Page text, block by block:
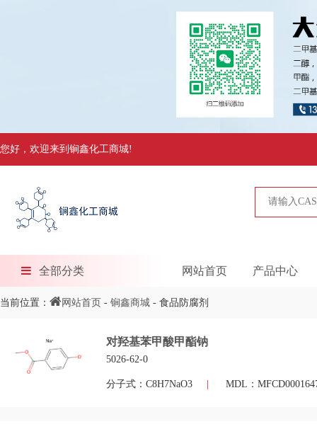
您好，欢迎来到锏鑫化工商城!
全部分类 网站首页 产品中心
当前位置： 网站首页 - 锏鑫商城 - 食品防腐剂
对羟基苯甲酸甲酯钠
5026-62-0
分子式：C8H7NaO3 MDL：